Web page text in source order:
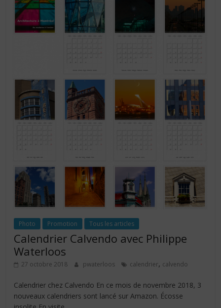
Photo Promotion Tous les articles
Calendrier Calvendo avec Philippe
Waterloos
27 octobre 2018 pwaterloos calendrier, calvendo
Calendrier chez Calvendo En ce mois de novembre 2018, 3
nouveaux calendriers sont lancé sur Amazon. Écosse